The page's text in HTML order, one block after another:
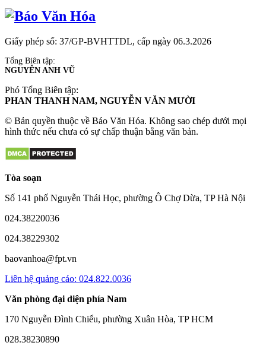
Giấy phép số: 37/GP-BVHTTDL, cấp ngày 06.3.2026
Tổng Biên tập:
NGUYỄN ANH VŨ
Phó Tổng Biên tập:
PHAN THANH NAM, NGUYỄN VĂN MƯỜI
© Bản quyền thuộc về Báo Văn Hóa. Không sao chép dưới mọi
hình thức nếu chưa có sự chấp thuận bằng văn bản.
Tòa soạn
Số 141 phố Nguyễn Thái Học, phường Ô Chợ Dừa, TP Hà Nội
024.38220036
024.38229302
baovanhoa@fpt.vn
Liên hệ quảng cáo: 024.822.0036
Văn phòng đại diện phía Nam
170 Nguyễn Đình Chiểu, phường Xuân Hòa, TP HCM
028.38230890